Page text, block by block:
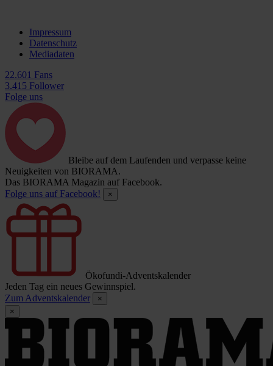
Impressum
Datenschutz
Mediadaten
22.601 Fans
3.415 Follower
Folge uns
Bleibe auf dem Laufenden und verpasse keine
Neuigkeiten von BIORAMA.
Das BIORAMA Magazin auf Facebook.
Folge uns auf Facebook!
×
Ökofundi-Adventskalender
Jeden Tag ein neues Gewinnspiel.
Zum Adventskalender
×
×